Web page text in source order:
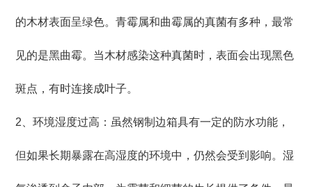
的木材表面呈绿色。青霉属和曲霉属的真菌有多种，最常
见的是黑曲霉。当木材感染这种真菌时，表面会出现黑色
斑点，有时连接成叶子。
2、环境湿度过高：虽然钢制边箱具有一定的防水功能，
但如果长期暴露在高湿度的环境中，仍然会受到影响。湿